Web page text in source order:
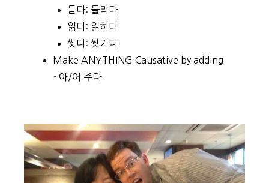
듣다: 들리다
읽다: 읽히다
씻다: 씻기다
Make ANYTHING Causative by adding
~아/어 주다